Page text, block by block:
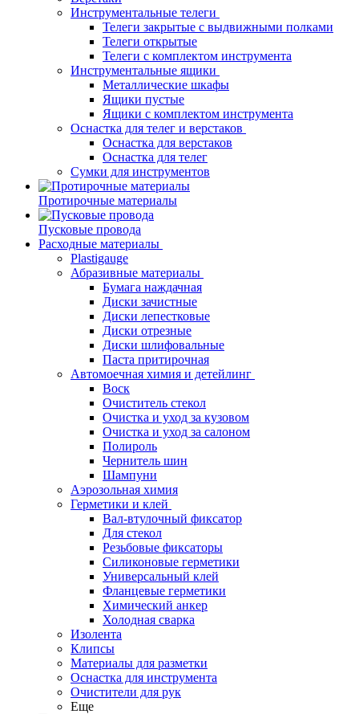
Инструментальные телеги
Телеги закрытые с выдвижными полками
Телеги открытые
Телеги с комплектом инструмента
Инструментальные ящики
Металлические шкафы
Ящики пустые
Ящики с комплектом инструмента
Оснастка для телег и верстаков
Оснастка для верстаков
Оснастка для телег
Сумки для инструментов
Протирочные материалы
Пусковые провода
Расходные материалы
Plastigauge
Абразивные материалы
Бумага наждачная
Диски зачистные
Диски лепестковые
Диски отрезные
Диски шлифовальные
Паста притирочная
Автомоечная химия и детейлинг
Воск
Очиститель стекол
Очистка и уход за кузовом
Очистка и уход за салоном
Полироль
Чернитель шин
Шампуни
Аэрозольная химия
Герметики и клей
Вал-втулочный фиксатор
Для стекол
Резьбовые фиксаторы
Силиконовые герметики
Универсальный клей
Фланцевые герметики
Химический анкер
Холодная сварка
Изолента
Клипсы
Материалы для разметки
Оснастка для инструмента
Очистители для рук
Еще